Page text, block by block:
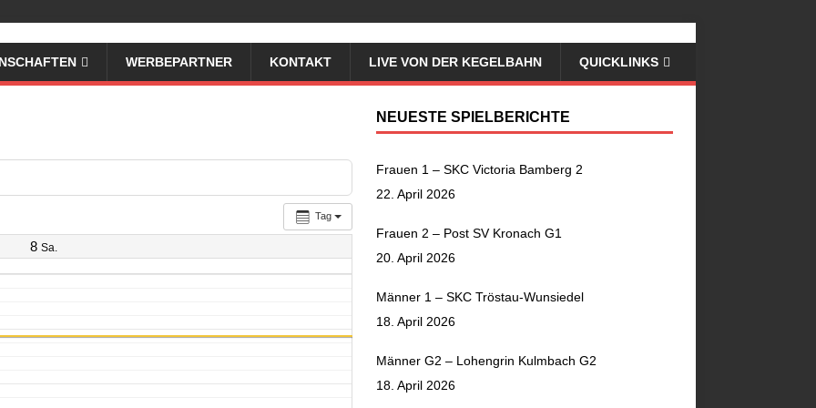
WERBEPARTNER KONTAKT LIVE VON DER KEGELBAHN QUICKLINKS
Tag
8 Sa.
NEUESTE SPIELBERICHTE
Frauen 1 – SKC Victoria Bamberg 2
22. April 2026
Frauen 2 – Post SV Kronach G1
20. April 2026
Männer 1 – SKC Tröstau-Wunsiedel
18. April 2026
Männer G2 – Lohengrin Kulmbach G2
18. April 2026